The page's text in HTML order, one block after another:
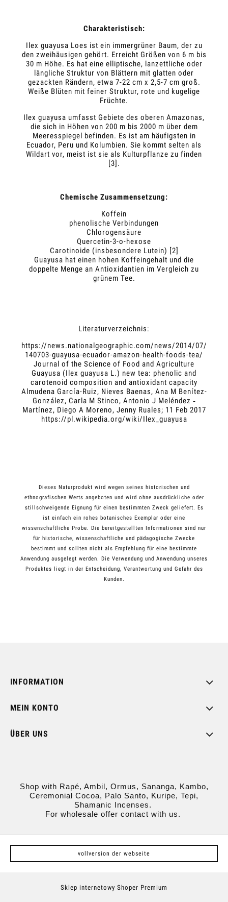
Charakteristisch:
Ilex guayusa Loes ist ein immergrüner Baum, der zu
den zweihäusigen gehört. Erreicht Größen von 6 m bis
30 m Höhe. Es hat eine elliptische, lanzettliche oder
längliche Struktur von Blättern mit glatten oder
gezackten Rändern, etwa 7-22 cm x 2,5-7 cm groß.
Weiße Blüten mit feiner Struktur, rote und kugelige
Früchte.
Ilex guayusa umfasst Gebiete des oberen Amazonas,
die sich in Höhen von 200 m bis 2000 m über dem
Meeresspiegel befinden. Es ist am häufigsten in
Ecuador, Peru und Kolumbien. Sie kommt selten als
Wildart vor, meist ist sie als Kulturpflanze zu finden
[3].
Chemische Zusammensetzung:
Koffein
phenolische Verbindungen
Chlorogensäure
Quercetin-3-o-hexose
Carotinoide (insbesondere Lutein) [2]
Guayusa hat einen hohen Koffeingehalt und die
doppelte Menge an Antioxidantien im Vergleich zu
grünem Tee.
Literaturverzeichnis:
https://news.nationalgeographic.com/news/2014/07/
140703-guayusa-ecuador-amazon-health-foods-tea/
Journal of the Science of Food and Agriculture
Guayusa (Ilex guayusa L.) new tea: phenolic and
carotenoid composition and antioxidant capacity
Almudena García-Ruiz, Nieves Baenas, Ana M Benítez-
González, Carla M Stinco, Antonio J Meléndez ‐
Martínez, Diego A Moreno, Jenny Ruales; 11 Feb 2017
https://pl.wikipedia.org/wiki/Ilex_guayusa
Dieses Naturprodukt wird wegen seines historischen und
ethnografischen Werts angeboten und wird ohne ausdrückliche oder
stillschweigende Eignung für einen bestimmten Zweck geliefert. Es
ist einfach ein rohes botanisches Exemplar oder eine
wissenschaftliche Probe. Die bereitgestellten Informationen sind nur
für historische, wissenschaftliche und pädagogische Zwecke
bestimmt und sollten nicht als Empfehlung für eine bestimmte
Anwendung ausgelegt werden. Die Verwendung und Anwendung unseres
Produktes liegt in der Entscheidung, Verantwortung und Gefahr des
Kunden.
INFORMATION
MEIN KONTO
ÜBER UNS
Shop with Rapé, Ambil, Ormus, Sananga, Kambo,
Ceremonial Cocoa, Palo Santo, Kuripe, Tepi,
Shamanic Incenses.
For wholesale offer contact with us.
vollversion der webseite
Sklep internetowy Shoper Premium